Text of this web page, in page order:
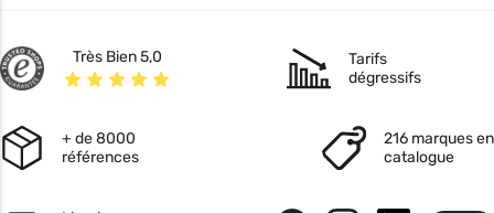
Très Bien 5,0
Tarifs
dégressifs
+ de 8000
références
216 marques en
catalogue